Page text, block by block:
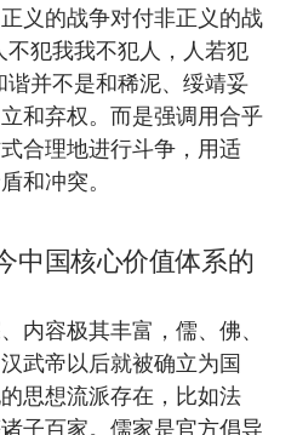
义的战争对付非正义的战
不犯我我不犯人，人若犯
谐并不是和稀泥、绥靖妥
和弃权。而是强调用合乎
合理地进行斗争，用适
和冲突。
中国核心价值体系的
内容极其丰富，儒、佛、
武帝以后就被确立为国
思想流派存在，比如法
子百家。儒家是官方倡导